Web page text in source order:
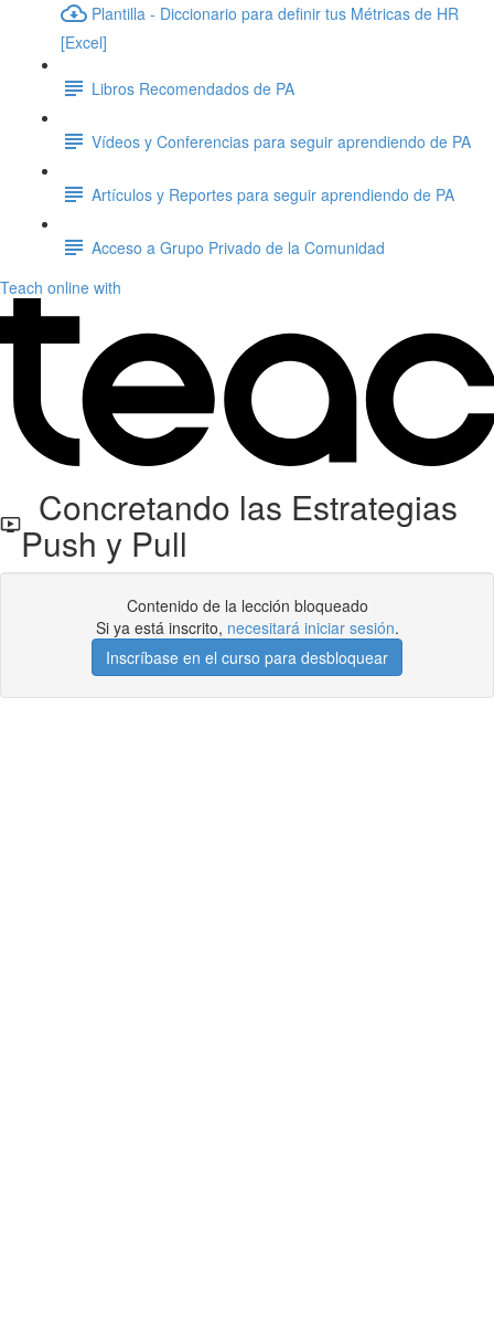
Plantilla - Diccionario para definir tus Métricas de HR
[Excel]
Libros Recomendados de PA
Vídeos y Conferencias para seguir aprendiendo de PA
Artículos y Reportes para seguir aprendiendo de PA
Acceso a Grupo Privado de la Comunidad
Teach online with
Concretando las Estrategias
Push y Pull
Contenido de la lección bloqueado
Si ya está inscrito, necesitará iniciar sesión.
Inscríbase en el curso para desbloquear